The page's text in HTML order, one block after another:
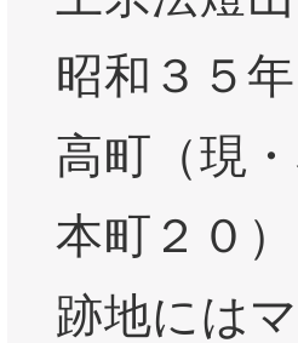
昭和３５
高町（現
本町２０
跡地には